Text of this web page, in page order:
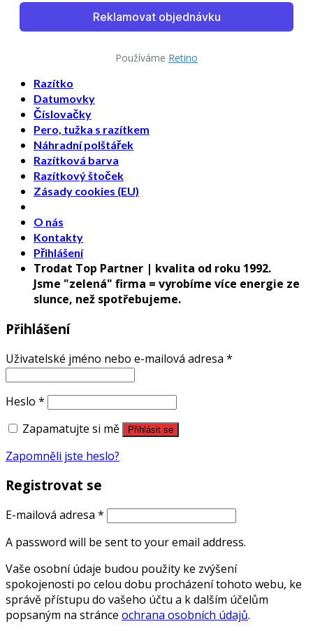
Používáme Retino
Razítko
Datumovky
Číslovačky
Pero, tužka s razítkem
Náhradní polštářek
Razítková barva
Razítkový štoček
Zásady cookies (EU)
O nás
Kontakty
Přihlášení
Trodat Top Partner | kvalita od roku 1992.
Jsme "zelená" firma = vyrobíme více energie ze
slunce, než spotřebujeme.
Přihlášení
Uživatelské jméno nebo e-mailová adresa *
Heslo *
Zapamatujte si mě
Přihlásit se
Zapomněli jste heslo?
Registrovat se
E-mailová adresa *
A password will be sent to your email address.
Vaše osobní údaje budou použity ke zvýšení
spokojenosti po celou dobu procházení tohoto webu, ke
správě přístupu do vašeho účtu a k dalším účelům
popsaným na stránce ochrana osobních údajů.